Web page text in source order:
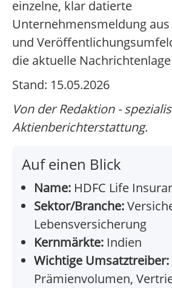
einzelne, klar datierte
Unternehmensmeldung
und
die aktuelle
Stand: 15.05.2026
Von der Redaktion -
Aktienberichterstattung.
Auf einen Blick
Name: HDFC Life
Sektor/Branche:
Lebensversicherung
Kernmärkte: Indien
Wichtige Umsatztreiber:
Prämienvolumen,